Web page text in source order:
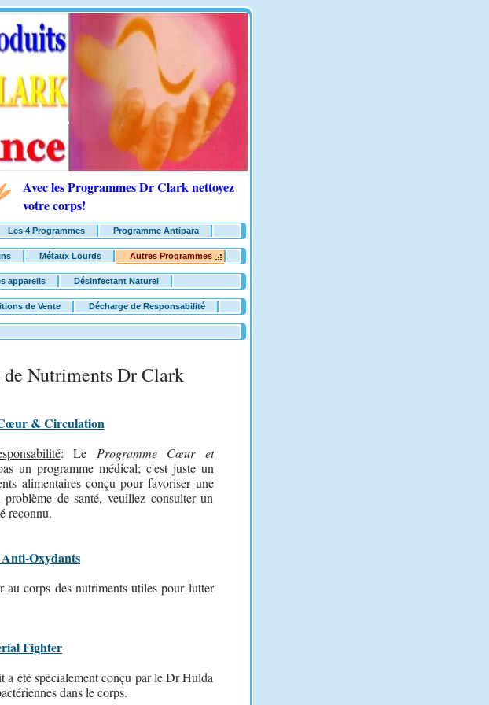
Avec les Programmes Dr Clark nettoyez
votre corps!
Les 4 Programmes Programme Antipara
Métaux Lourds Autres Programmes
appareils Désinfectant Naturel
de Vente Décharge de Responsabilité
de Nutriments Dr Clark
& Circulation
: Le Programme Cœur et
un programme médical; c'est juste un
alimentaires conçu pour favoriser une
de santé, veuillez consulter un
reconnu.
Oxydants
au corps des nutriments utiles pour lutter
Fighter
été spécialement conçu par le Dr Hulda
dans le corps.